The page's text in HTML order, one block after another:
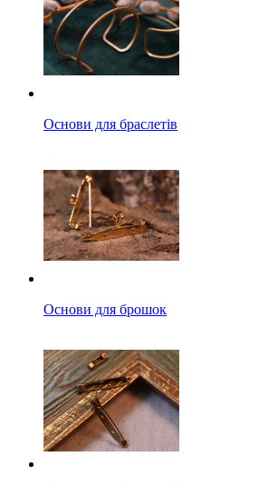
Основи для браслетів
Основи для брошок